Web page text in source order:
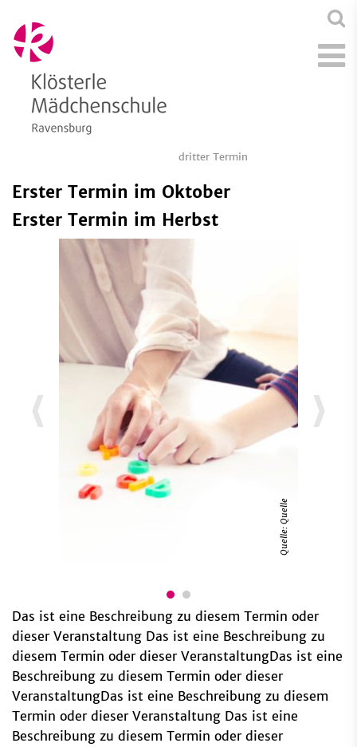
dritter Termin
Erster Termin im Oktober
Erster Termin im Herbst
Quelle: Quelle
Das ist eine Beschreibung zu diesem Termin oder
dieser Veranstaltung Das ist eine Beschreibung zu
diesem Termin oder dieser VeranstaltungDas ist eine
Beschreibung zu diesem Termin oder dieser
VeranstaltungDas ist eine Beschreibung zu diesem
Termin oder dieser Veranstaltung Das ist eine
Beschreibung zu diesem Termin oder dieser